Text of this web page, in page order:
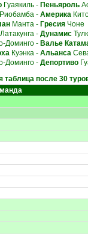
Гуаякиль- Пеньяроль
- Америка
Манта- ГресияЧоне
- Дунамис
Доминго- Валье
Куэнка- Альанса
Доминго- Депортиво
таблица после 30